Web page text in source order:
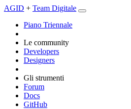
AGID + Team Digitale
Piano Triennale
Le community
Developers
Designers
Gli strumenti
Forum
Docs
GitHub